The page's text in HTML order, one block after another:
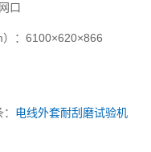
口
：6100×620×866
电线外套耐刮磨试验机